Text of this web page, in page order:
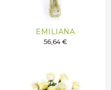
EMILIANA
56,64 €